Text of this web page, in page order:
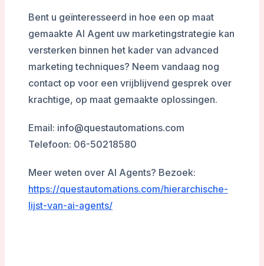
Bent u geïnteresseerd in hoe een op maat
gemaakte AI Agent uw marketingstrategie kan
versterken binnen het kader van advanced
marketing techniques? Neem vandaag nog
contact op voor een vrijblijvend gesprek over
krachtige, op maat gemaakte oplossingen.
Email: info@questautomations.com
Telefoon: 06-50218580
Meer weten over AI Agents? Bezoek:
https://questautomations.com/hierarchische-
lijst-van-ai-agents/